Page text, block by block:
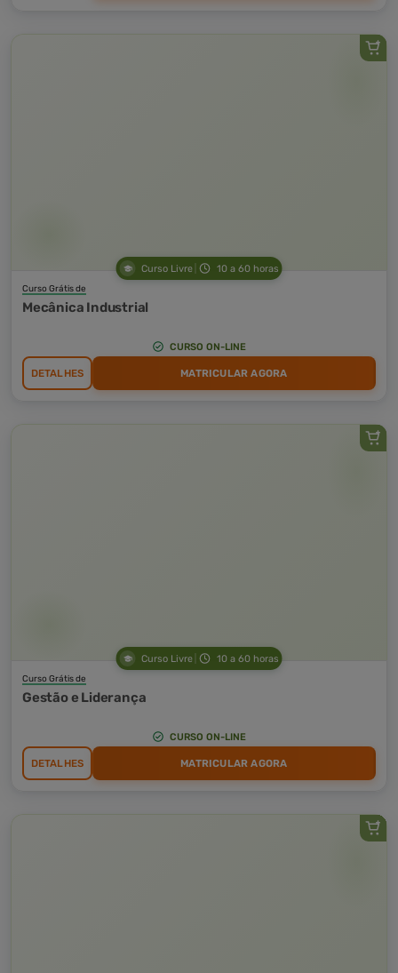
Curso Livre 10 a 60 horas
Curso Grátis de
Mecânica Industrial
CURSO ON-LINE
DETALHES MATRICULAR AGORA
Curso Livre 10 a 60 horas
Curso Grátis de
Gestão e Liderança
CURSO ON-LINE
DETALHES MATRICULAR AGORA